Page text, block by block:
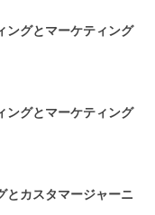
ングとマーケティング
ングとマーケティング
とカスタマージャーニ